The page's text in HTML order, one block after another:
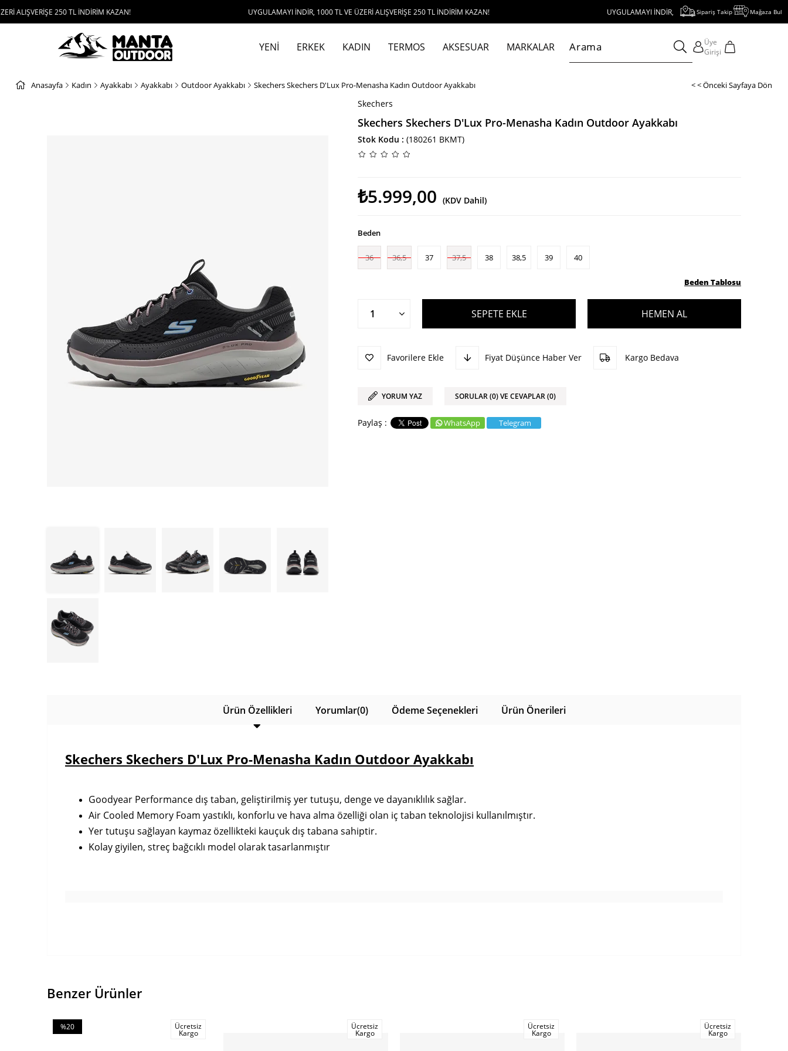
250 TL İNDİRİM KAZAN! UYGULAMAYI İNDİR, 1000 TL VE ÜZERİ ALIŞVERİŞE 250 TL İNDİRİM KAZAN! UYGULAMAYI İNDİR, 1000 TL VE ÜZERİ ALIŞVERİŞE 250 TL
Sipariş Takip Mağaza Bul
YENİ ERKEK KADIN TERMOS AKSESUAR MARKALAR
Üye
Girişi
Anasayfa Kadın Ayakkabı Ayakkabı Outdoor Ayakkabı Skechers Skechers D'Lux Pro-Menasha Kadın Outdoor Ayakkabı < < Önceki Sayfaya Dön
Skechers
Skechers Skechers D'Lux Pro-Menasha Kadın Outdoor Ayakkabı
Stok Kodu (180261 BKMT)
₺5.999,00 (KDV Dahil)
Beden
36 36,5 37 37,5 38 38,5 39 40
Beden Tablosu
Favorilere Ekle Fiyat Düşünce Haber Ver Kargo Bedava
YORUM YAZ SORULAR (0) VE CEVAPLAR (0)
WhatsApp Telegram
Ürün Özellikleri Yorumlar(0) Ödeme Seçenekleri Ürün Önerileri
Skechers Skechers D'Lux Pro-Menasha Kadın Outdoor Ayakkabı
Goodyear Performance dış taban, geliştirilmiş yer tutuşu, denge ve dayanıklılık sağlar.
Air Cooled Memory Foam yastıklı, konforlu ve hava alma özelliği olan iç taban teknolojisi kullanılmıştır.
Yer tutuşu sağlayan kaymaz özellikteki kauçuk dış tabana sahiptir.
Kolay giyilen, streç bağcıklı model olarak tasarlanmıştır
Benzer Ürünler
%20
Ücretsiz
Kargo
Ücretsiz
Kargo
Ücretsiz
Kargo
Ücretsiz
Kargo